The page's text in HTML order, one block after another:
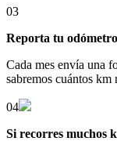
03
Reporta tu odómetro
Cada mes envía una
sabremos cuántos km
04
Si recorres muchos